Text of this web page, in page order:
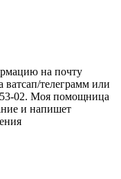
на почту
ватсап/телеграмм или
02. Моя помощница
и напишет